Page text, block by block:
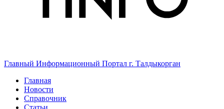
Главный Информационный Портал г. Талдыкорган
Главная
Новости
Справочник
Статьи